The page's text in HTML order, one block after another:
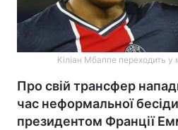
Кіліан Мбаппе переходить
Про свій трансфер
час неформальної
президентом Франції